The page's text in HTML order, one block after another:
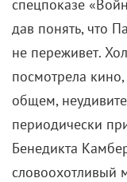
спецпоказе
дав понять, что
не переживет.
посмотрела
общем,
периодически
Бенедикта
словоохотливый